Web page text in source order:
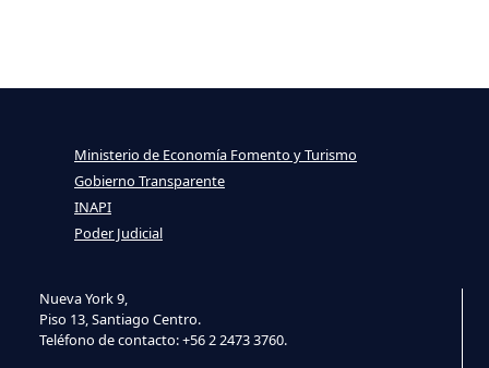
Nueva York 9,
Piso 13, Santiago Centro.
Teléfono de contacto: +56 2 2473 3760.
Ministerio de Economía Fomento y Turismo
Gobierno Transparente
INAPI
Poder Judicial